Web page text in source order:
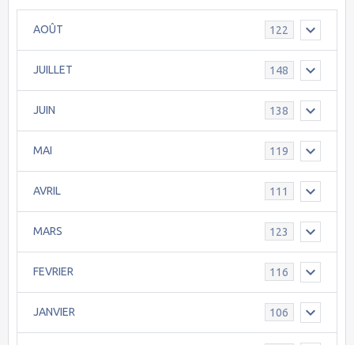
AOÛT 122
JUILLET 148
JUIN 138
MAI 119
AVRIL 111
MARS 123
FEVRIER 116
JANVIER 106